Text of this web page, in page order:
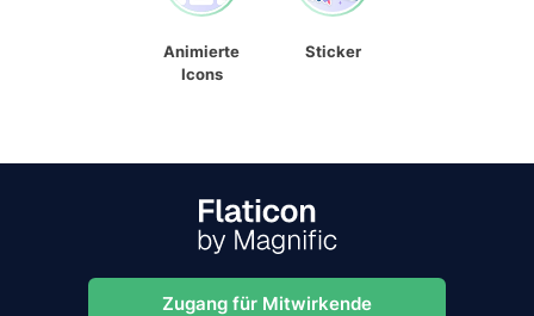
Animierte
Icons
Sticker
Zugang für Mitwirkende